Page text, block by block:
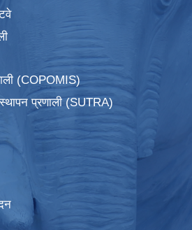
(COPOMIS)
प्रणाली (SUTRA)